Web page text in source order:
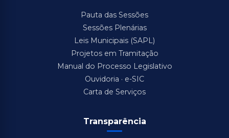
Pauta das Sessões
Sessões Plenárias
Leis Municipais (SAPL)
Projetos em Tramitação
Manual do Processo Legislativo
Ouvidoria · e-SIC
Carta de Serviços
Transparência